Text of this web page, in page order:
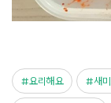
요리해요 새